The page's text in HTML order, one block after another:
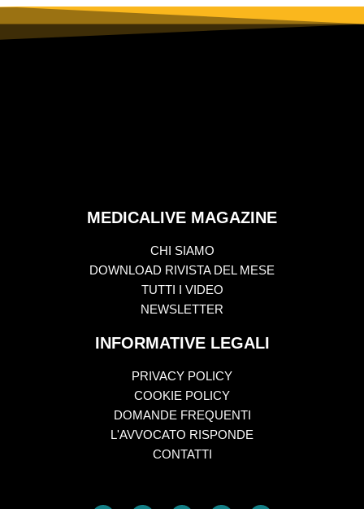
MEDICALIVE MAGAZINE
CHI SIAMO
DOWNLOAD RIVISTA DEL MESE
TUTTI I VIDEO
NEWSLETTER
INFORMATIVE LEGALI
PRIVACY POLICY
COOKIE POLICY
DOMANDE FREQUENTI
L'AVVOCATO RISPONDE
CONTATTI